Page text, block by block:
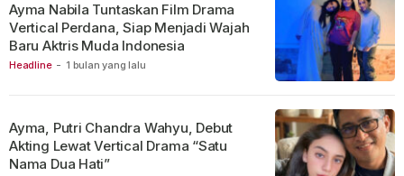
Headline - 1 bulan yang lalu
Ayma Nabila Tuntaskan Film Drama
Vertical Perdana, Siap Menjadi Wajah
Baru Aktris Muda Indonesia
Ayma, Putri Chandra Wahyu, Debut
Akting Lewat Vertical Drama “Satu
Nama Dua Hati”